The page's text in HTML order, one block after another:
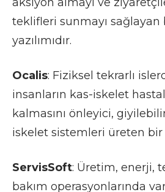
teklifleri sunmayı sağlayan
yazılımıdır.
Ocalis: Fiziksel tekrarlı
insanların kas-iskelet
kalmasını önleyici,
iskelet sistemleri üreten bir
ServisSoft: Üretim, enerji,
bakım operasyonlarında